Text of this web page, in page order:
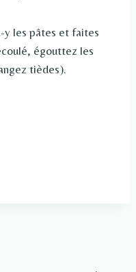
y les pâtes et faites
égouttez les
tièdes).